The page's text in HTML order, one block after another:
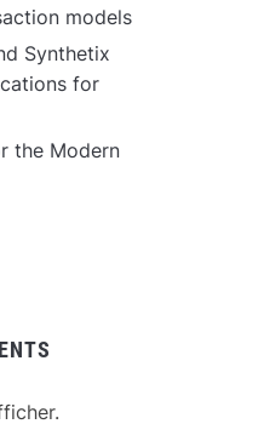
models
Synthetix
for
the Modern